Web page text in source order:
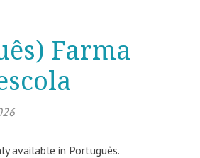
Farma
available in Português.